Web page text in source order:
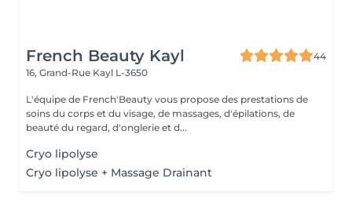
French Beauty Kayl
44
16, Grand-Rue Kayl L-3650
L'équipe de French'Beauty vous propose des prestations de
soins du corps et du visage, de massages, d'épilations, de
beauté du regard, d'onglerie et d...
Cryo lipolyse
Cryo lipolyse + Massage Drainant